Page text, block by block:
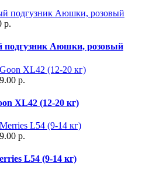
р.
подгузник Аюшки, розовый
р.
XL42 (12-20 кг)
р.
L54 (9-14 кг)